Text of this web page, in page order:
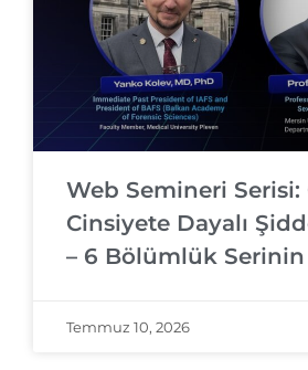
Web Semineri Serisi:
Cinsiyete Dayalı
– 6 Bölümlük
Temmuz 10, 2026